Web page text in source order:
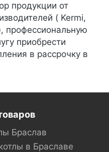
продукции от
( Kermi,
профессиональную
приобрести
в рассрочку в
Браслав
в Браславе